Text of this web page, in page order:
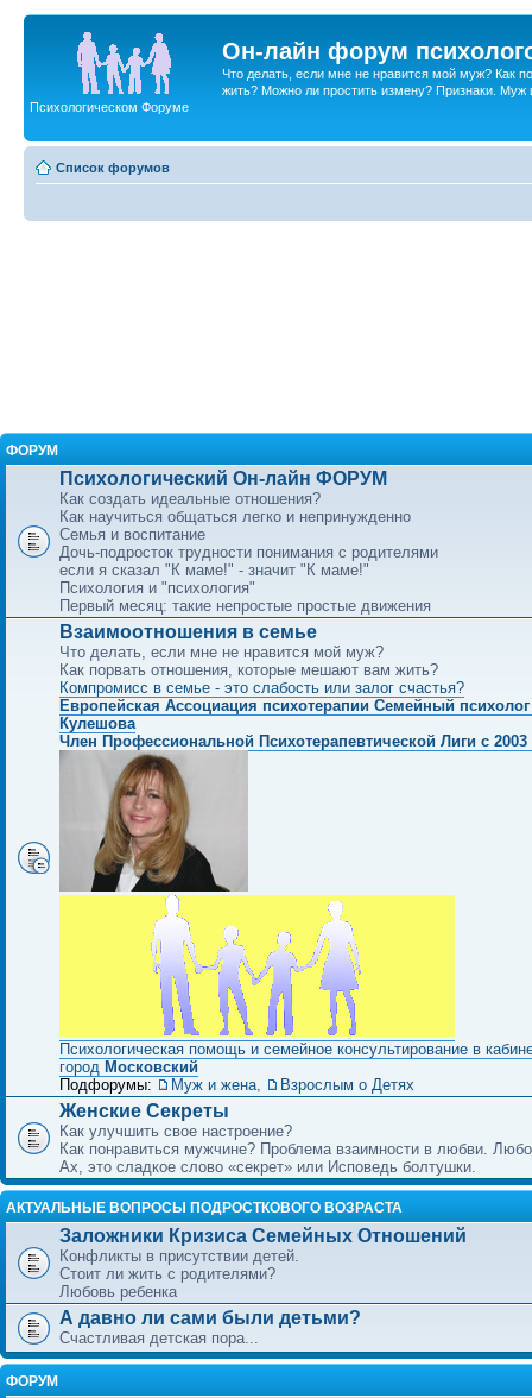
Он-лайн форум
Что делать, если мне не нравится мой муж? Как
жить? Можно ли простить измену? Признаки. Муж
Психологическом Форуме
Список форумов
ФОРУМ
Психологический Он-лайн ФОРУМ
Как создать идеальные отношения?
Как научиться общаться легко и непринужденно
Семья и воспитание
Дочь-подросток трудности понимания с родителями
если я сказал "К маме!" - значит "К маме!"
Психология и "психология"
Первый месяц: такие непростые простые движения
Взаимоотношения в семье
Что делать, если мне не нравится мой муж?
Как порвать отношения, которые мешают вам жить?
Компромисс в семье - это слабость или залог счастья?
Европейская Ассоциация психотерапии Семейный
Кулешова
Член Профессиональной Психотерапевтической Лиги с 2003
Психологическая помощь и семейное консультирование в
город Московский
Подфорумы:
Муж и жена, Взрослым о Детях
Женские Секреты
Как улучшить свое настроение?
Как понравиться мужчине? Проблема взаимности в любви.
Ах, это сладкое слово «секрет» или Исповедь болтушки.
АКТУАЛЬНЫЕ ВОПРОСЫ ПОДРОСТКОВОГО ВОЗРАСТА
Заложники Кризиса Семейных Отношений
Конфликты в присутствии детей.
Стоит ли жить с родителями?
Любовь ребенка
А давно ли сами были детьми?
Счастливая детская пора...
ФОРУМ